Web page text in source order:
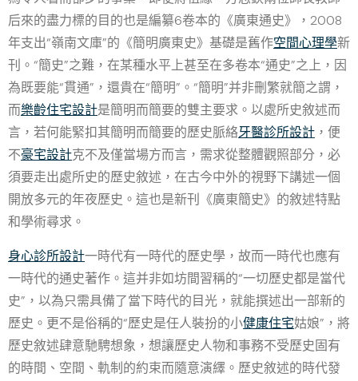
后來的盡力標的目的也是編纂6卷本的《廣東通史》，2008
年支出“嶺南文庫”的《簡明廣東史》基礎是舊作空間心理學新
刊。“簡史”之難，在某種水平上甚至在多卷本“通史”之上，因
為既要能“貫通”，還貴在“簡明”。“簡明”并非刪繁就簡之謂，
而樂齡住宅設計是簡明而簡要的雙主要求。以處所史敘述而
言，若何能緊扣其簡明而簡要的歷史脈絡牙醫診所設計 ，便
不豪宅設計克不及僅當場方而言，需求從整體觀照部分，必
須要走出處所史的歷史敘述，在古今中外的視野下講述一個
開放多元的年夜歷史。這也是新刊《廣東簡史》的敘述特點
和學術尋求。
身心診所設計一時代有一時代的歷史學，故而一時代也應有
一時代的通史著作。這并非如坊間習稱的“一切歷史都是當代
史”，以為只需具備了當下時代的目光，就能撰述出一部新的
歷史。更不是俗稱的“歷史是任人裝扮的小健康住宅姑娘”，將
歷史敘述肆意馳騁想象，想讓歷史人物和事務不受歷史固有
的時間、空間、軌制的約束而隨意演繹。歷史敘述的時代發